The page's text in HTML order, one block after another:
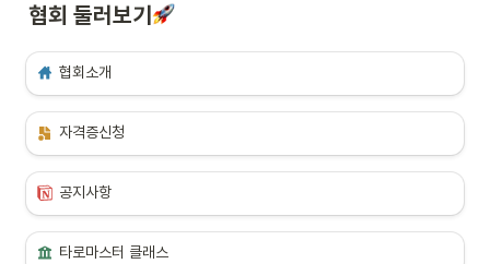
갑자기 생겨난 불행으로 꽤 오랜시간을 힘들게 보냈어요.
크다느껴지는 일들이였어요
저는 그 날들을 보내면서 제 자신이 망가짐을 허락하는 시간도 같이 보냈답니
다.
하는 대신 그 큰일을 딛고 일어서는 나를 허락하는 방법을 알게 되었어요
그 방법에 바로 타로카드가 있었답니다
단순히 점괘라고만 생각했던 도구에서 위로를 받고 상황을 딛고 일어설 수 있
다라는 것을 경험하면서
협회 둘러보기
협회소개
자격증신청
공지사항
타로마스터 클래스